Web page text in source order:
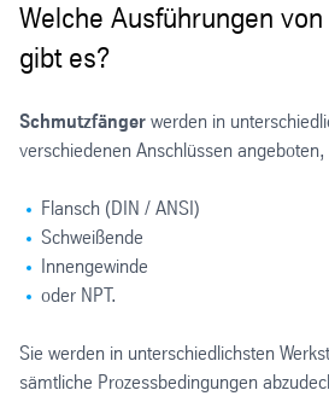
Welche Ausführungen
gibt es?
Schmutzfänger werden in
verschiedenen Anschlüssen angeboten,
Flansch (DIN / ANSI)
Schweißende
Innengewinde
oder NPT.
Sie werden in unterschiedlichsten
sämtliche Prozessbedingungen